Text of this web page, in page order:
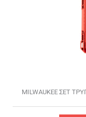
MILWAUKEE ΣET